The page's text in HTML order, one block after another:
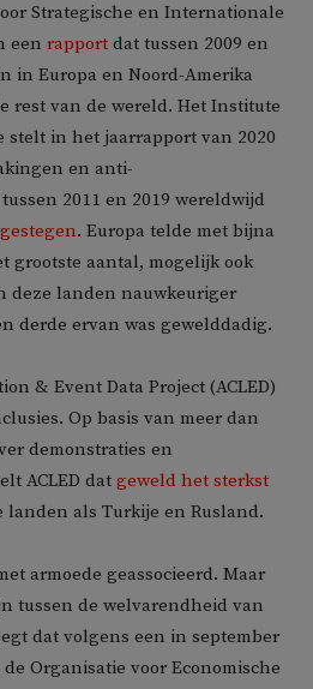
Strategische en Internationale
een rapport dat tussen 2009 en
in Europa en Noord-Amerika
rest van de wereld. Het Institute
stelt in het jaarrapport van 2020
en anti-
2011 en 2019 wereldwijd
. Europa telde met bijna
grootste aantal, mogelijk ook
deze landen nauwkeuriger
derde ervan was gewelddadig.
& Event Data Project (ACLED)
Op basis van meer dan
demonstraties en
ACLED dat geweld het sterkst
landen als Turkije en Rusland.
armoede geassocieerd. Maar
tussen de welvarendheid van
dat volgens een in september
Organisatie voor Economische